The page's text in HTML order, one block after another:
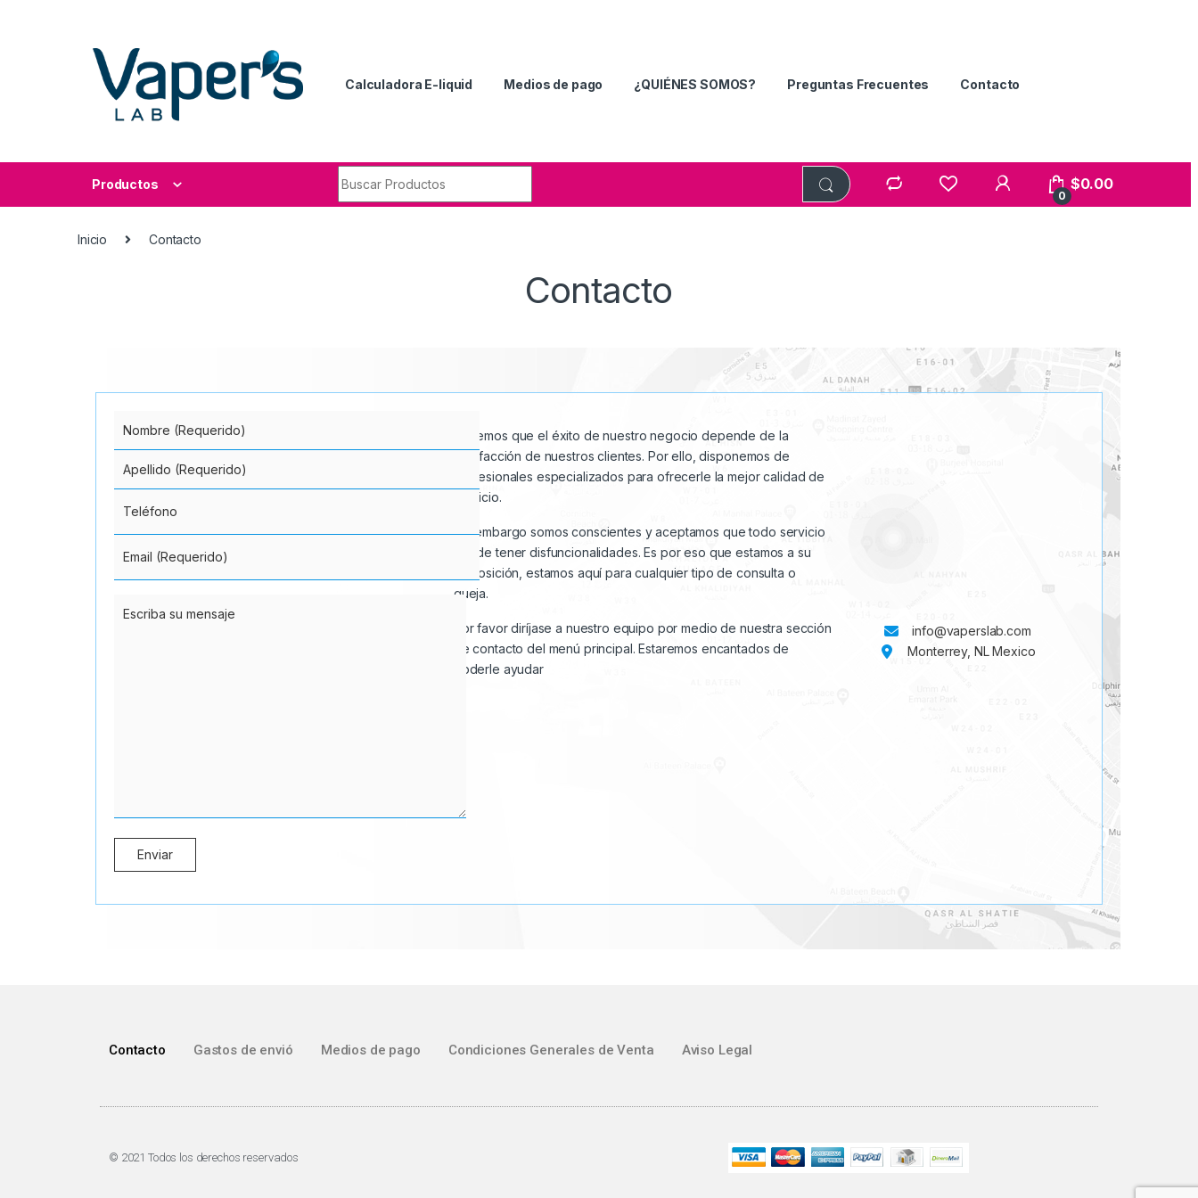
Calculadora E-liquid Medios de pago ¿QUIÉNES SOMOS? Preguntas Frecuentes Contacto
Productos
0
$0.00
Inicio Contacto
Contacto
Sabemos que el éxito de nuestro negocio depende de la
satisfacción de nuestros clientes. Por ello, disponemos de
profesionales especializados para ofrecerle la mejor calidad de
servicio.
Sin embargo somos conscientes y aceptamos que todo servicio
puede tener disfuncionalidades. Es por eso que estamos a su
disposición, estamos aquí para cualquier tipo de consulta o
queja.
Por favor diríjase a nuestro equipo por medio de nuestra sección
de contacto del menú principal. Estaremos encantados de
poderle ayudar
info@vaperslab.com
Monterrey, NL Mexico
Contacto Gastos de envió Medios de pago Condiciones Generales de Venta Aviso Legal
© 2021 Todos los derechos reservados